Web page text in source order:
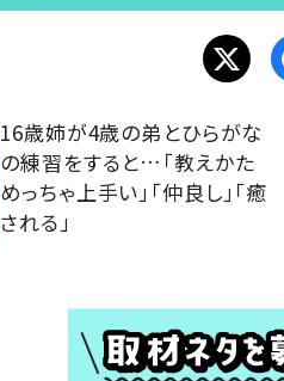
16歳姉が4歳の弟とひらがな
の練習をすると…「教えかた
めっちゃ上手い」「仲良し」「癒
される」